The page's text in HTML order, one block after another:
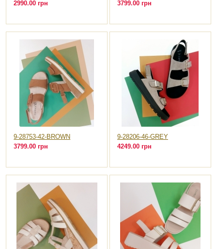
2990.00 грн
3799.00 грн
9-28753-42-BROWN
3799.00 грн
9-28206-46-GREY
4249.00 грн